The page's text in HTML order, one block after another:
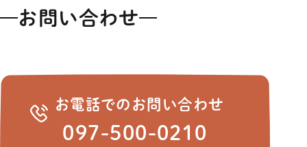
お問い合わせ
お電話でのお問い合わせ
097-500-0210